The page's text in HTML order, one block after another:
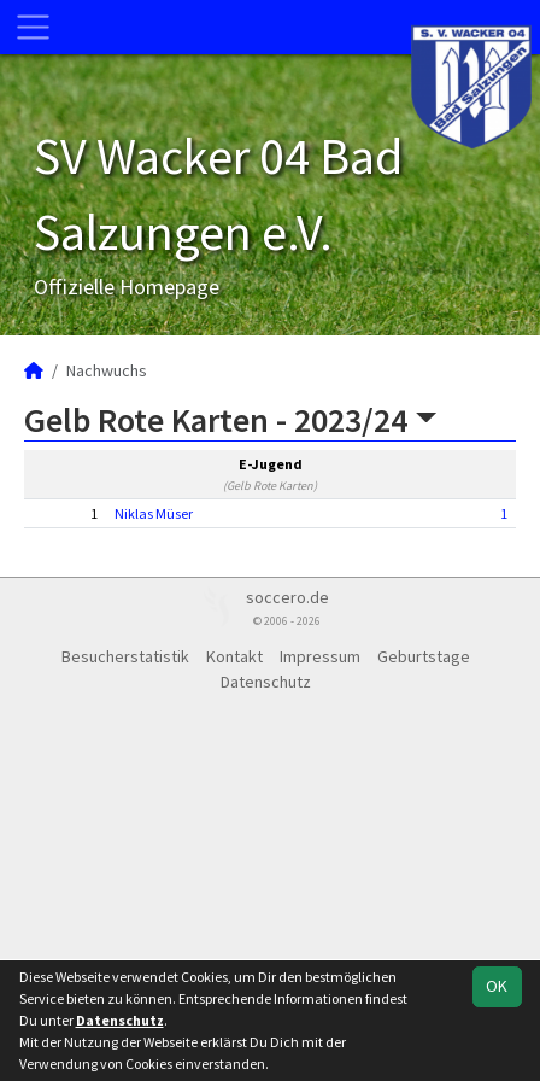
SV Wacker 04 Bad
Salzungen e.V.
Offizielle Homepage
Nachwuchs
Gelb Rote Karten - 2023/24
E-Jugend
(Gelb Rote Karten)
1 Niklas Müser 1
soccero.de
© 2006 - 2026
Besucherstatistik Kontakt Impressum
Geburtstage
Datenschutz
OK
Diese Webseite verwendet Cookies, um Dir den bestmöglichen
Service bieten zu können. Entsprechende Informationen findest
Du unter Datenschutz.
Mit der Nutzung der Webseite erklärst Du Dich mit der
Verwendung von Cookies einverstanden.